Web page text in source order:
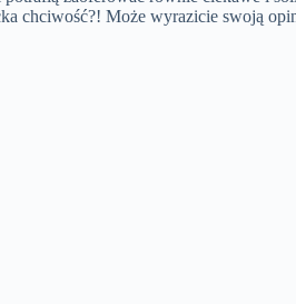
chciwość?! Może wyrazicie swoją